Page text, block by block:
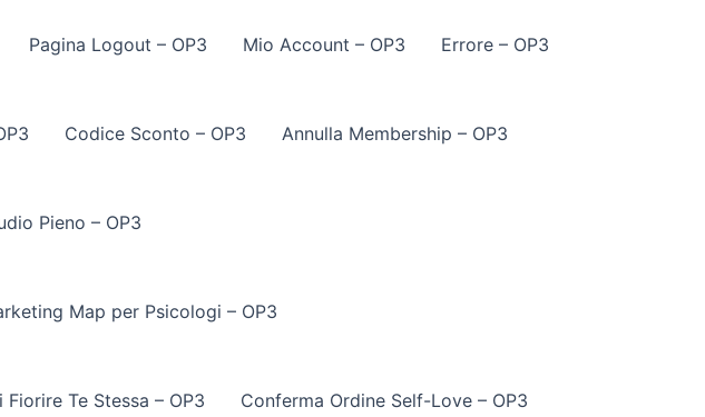
Pagina Logout – OP3 Mio Account – OP3 Errore – OP3
Codice Sconto – OP3 Annulla Membership – OP3
Pieno – OP3
Map per Psicologi – OP3
Te Stessa – OP3 Conferma Ordine Self-Love – OP3